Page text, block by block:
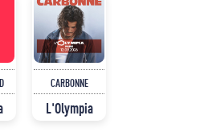
CARBONNE
L'Olympia